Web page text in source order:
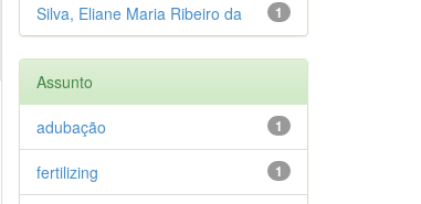
1
Silva, Eliane Maria Ribeiro da
Assunto
1
adubação
1
fertilizing